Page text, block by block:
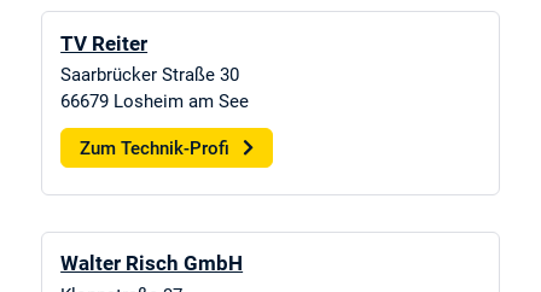
TV Reiter
Saarbrücker Straße 30
66679 Losheim am See
Zum Technik-Profi
Walter Risch GmbH